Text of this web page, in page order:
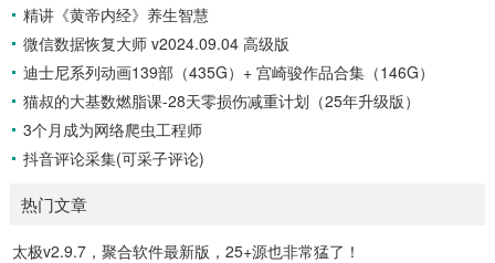
精讲《黄帝内经》养生智慧
微信数据恢复大师 v2024.09.04 高级版
迪士尼系列动画139部（435G）+ 宫崎骏作品合集（146G）
猫叔的大基数燃脂课-28天零损伤减重计划（25年升级版）
3个月成为网络爬虫工程师
抖音评论采集(可采子评论)
热门文章
太极v2.9.7，聚合软件最新版，25+源也非常猛了！